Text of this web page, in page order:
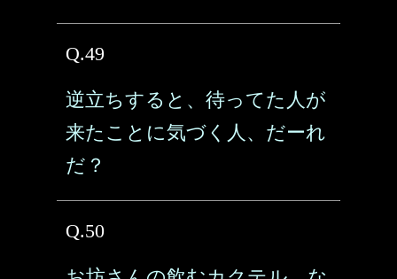
Q.49
逆立ちすると、待ってた人が
来たことに気づく人、だーれ
だ？
Q.50